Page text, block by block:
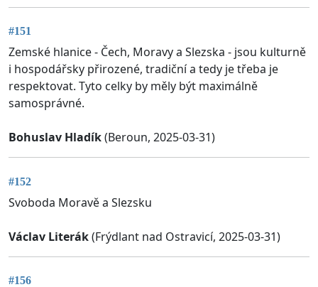
#151
Zemské hlanice - Čech, Moravy a Slezska - jsou kulturně
i hospodářsky přirozené, tradiční a tedy je třeba je
respektovat. Tyto celky by měly být maximálně
samosprávné.
Bohuslav Hladík(Beroun, 2025-03-31)
#152
Svoboda Moravě a Slezsku
Václav Literák(Frýdlant nad Ostravicí, 2025-03-31)
#156